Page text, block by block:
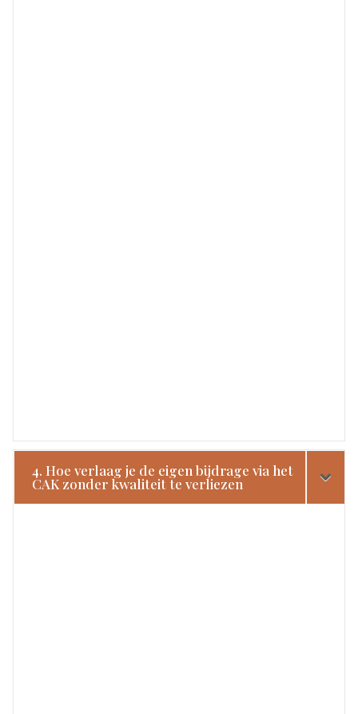
4. Hoe verlaag je de eigen bijdrage via het
CAK zonder kwaliteit te verliezen